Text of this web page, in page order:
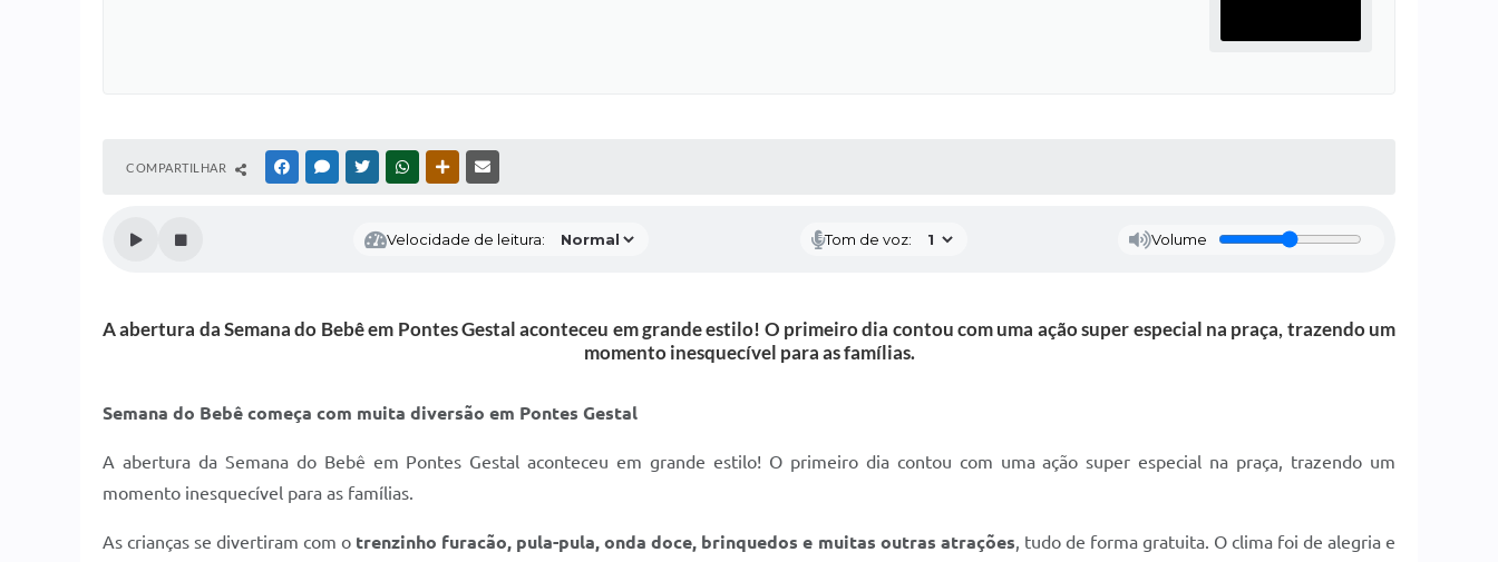
COMPARTILHAR FACEBOOKMESSENGER
TWITTERWHATSAPPOUTRAS MÍDIAS
Velocidade de leitura: Tom de voz: Volume
A abertura da Semana do Bebê em Pontes Gestal aconteceu em grande estilo! O primeiro dia contou com uma ação super especial na praça, trazendo um
momento inesquecível para as famílias.
Semana do Bebê começa com muita diversão em Pontes Gestal
A abertura da Semana do Bebê em Pontes Gestal aconteceu em grande estilo! O primeiro dia contou com uma ação super especial na praça, trazendo um
momento inesquecível para as famílias.
As crianças se divertiram com o trenzinho furacão, pula-pula, onda doce, brinquedos e muitas outras atrações, tudo de forma gratuita. O clima foi de alegria e